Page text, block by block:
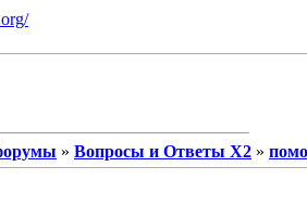
» Вопросы и Ответы X2 »